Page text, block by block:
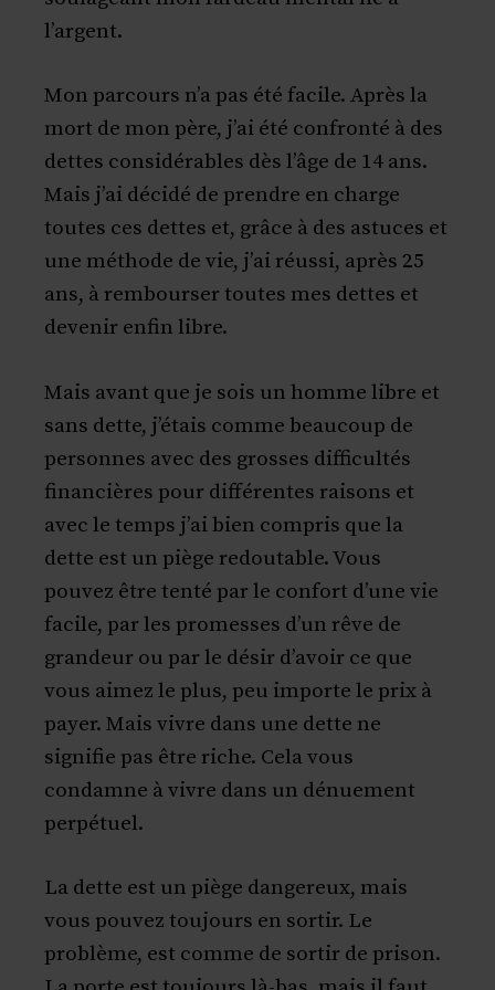
l’argent.
Mon parcours n’a pas été facile. Après la
mort de mon père, j’ai été confronté à des
dettes considérables dès l’âge de 14 ans.
Mais j’ai décidé de prendre en charge
toutes ces dettes et, grâce à des astuces et
une méthode de vie, j’ai réussi, après 25
ans, à rembourser toutes mes dettes et
devenir enfin libre.
Mais avant que je sois un homme libre et
sans dette, j’étais comme beaucoup de
personnes avec des grosses difficultés
financières pour différentes raisons et
avec le temps j’ai bien compris que la
dette est un piège redoutable. Vous
pouvez être tenté par le confort d’une vie
facile, par les promesses d’un rêve de
grandeur ou par le désir d’avoir ce que
vous aimez le plus, peu importe le prix à
payer. Mais vivre dans une dette ne
signifie pas être riche. Cela vous
condamne à vivre dans un dénuement
perpétuel.
La dette est un piège dangereux, mais
vous pouvez toujours en sortir. Le
problème, est comme de sortir de prison.